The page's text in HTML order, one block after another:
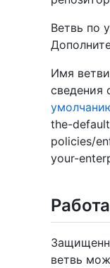
Ветвь по
Имя
сведения
the-
policies/
your-
ветвь